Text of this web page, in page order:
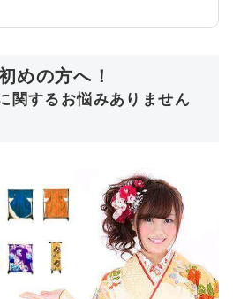
めの方へ！
関するお悩みありません